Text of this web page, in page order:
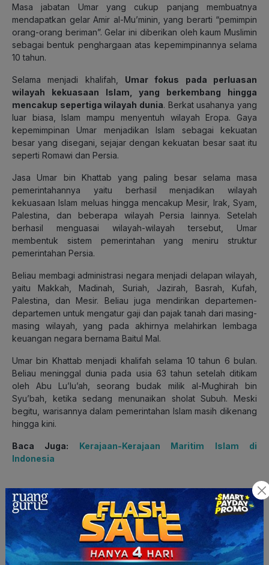
Masa jabatan Umar yang cukup panjang membuatnya
mendapatkan gelar Amir al-Mu’minin, yang berarti “pemimpin
orang-orang beriman”. Gelar ini diberikan oleh kaum Muslimin
sebagai bentuk penghargaan atas kepemimpinannya selama
10 tahun.
Selama menjadi khalifah, Umar fokus pada perluasan
wilayah kekuasaan Islam, yang berkembang hingga
mencakup sepertiga wilayah dunia. Berkat usahanya yang
luar biasa, Islam mampu menyentuh wilayah Eropa. Gaya
kepemimpinan Umar menjadikan Islam sebagai kekuatan
besar yang disegani, sejajar dengan kekuatan besar saat itu
seperti Romawi dan Persia.
Jasa Umar bin Khattab yang paling besar selama masa
pemerintahannya yaitu berhasil menjadikan wilayah
kekuasaan Islam meluas hingga mencakup Mesir, Irak, Syam,
Palestina, dan beberapa wilayah Persia lainnya. Setelah
berhasil menguasai wilayah-wilayah tersebut, Umar
membentuk sistem pemerintahan yang meniru struktur
pemerintahan Persia.
Beliau membagi administrasi negara menjadi delapan wilayah,
yaitu Makkah, Madinah, Suriah, Jazirah, Basrah, Kufah,
Palestina, dan Mesir. Beliau juga mendirikan departemen-
departemen untuk mengatur gaji dan pajak tanah dari masing-
masing wilayah, yang pada akhirnya melahirkan lembaga
keuangan negara bernama Baitul Mal.
Umar bin Khattab menjadi khalifah selama 10 tahun 6 bulan.
Beliau meninggal dunia pada usia 63 tahun setelah ditikam
oleh Abu Lu’lu’ah, seorang budak milik al-Mughirah bin
Syu’bah, ketika sedang menunaikan sholat Subuh. Meski
begitu, warisannya dalam pemerintahan Islam masih dikenang
hingga kini.
Baca Juga: Kerajaan-Kerajaan Maritim Islam di
Indonesia
3. Utsman bin Affan
Setelah Umar wafat, kepemimpinan beralih ke
Utsman bin
Affan
dikenal sebagai sosok dermawan dan
lembut. Utsman bin Affan menjadi khalifah dipilih oleh Dewan
Syura yang dibentuk oleh Umar sebelum wafat. Utsman